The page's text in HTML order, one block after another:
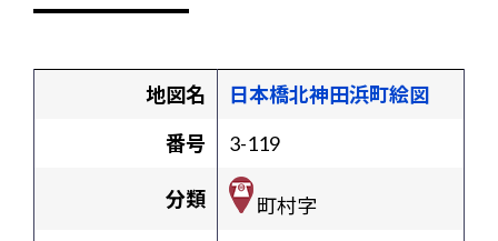
地図名
日本橋北神田浜町絵図
番号
3-119
分類
町村字